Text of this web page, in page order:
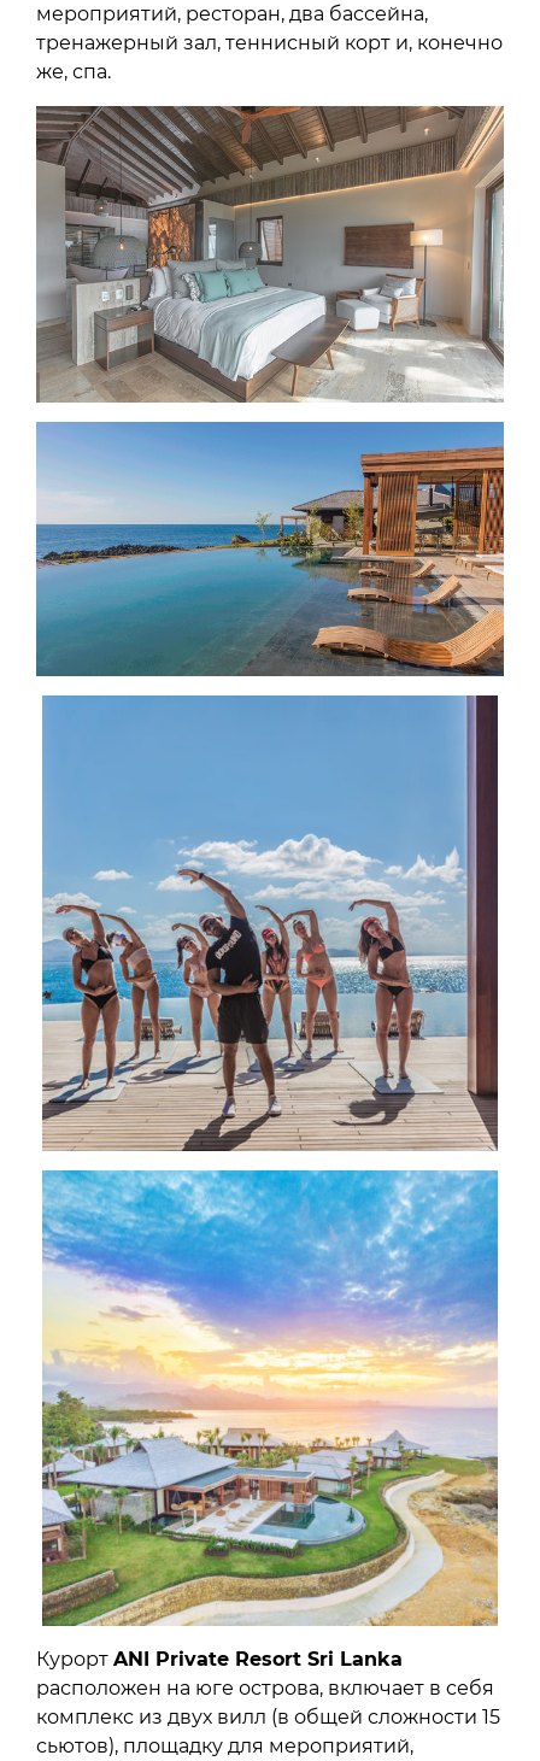
мероприятий, ресторан, два бассейна,
тренажерный зал, теннисный корт и, конечно
же, спа.
Курорт ANI Private Resort Sri Lanka
расположен на юге острова, включает в себя
комплекс из двух вилл (в общей сложности 15
сьютов), площадку для мероприятий,